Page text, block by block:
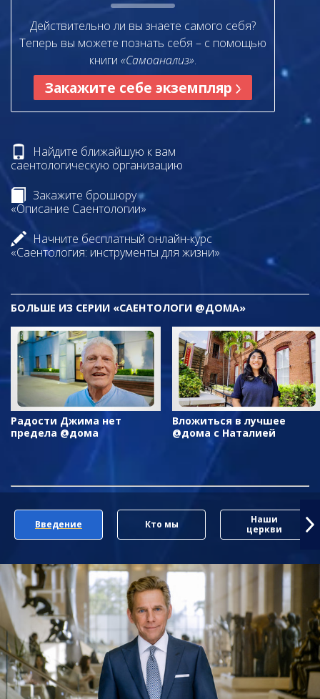
Действительно ли вы знаете самого себя?
Теперь вы можете познать себя – с помощью
книги «Самоанализ».
Закажите себе экземпляр
Найдите ближайшую к вам
саентологическую организацию
Закажите брошюру
«Описание Саентологии»
Начните бесплатный онлайн-курс
«Саентология: инструменты для жизни»
БОЛЬШЕ ИЗ СЕРИИ «САЕНТОЛОГИ @ДОМА»
Радости Джима нет
предела @дома
Вложиться в лучшее
@дома с Наталией
Введение Кто мы
Наши
церкви